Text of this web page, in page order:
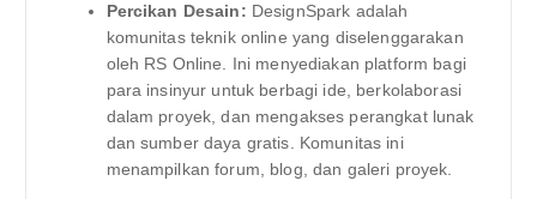
Percikan Desain: DesignSpark adalah
komunitas teknik online yang diselenggarakan
oleh RS Online. Ini menyediakan platform bagi
para insinyur untuk berbagi ide, berkolaborasi
dalam proyek, dan mengakses perangkat lunak
dan sumber daya gratis. Komunitas ini
menampilkan forum, blog, dan galeri proyek.